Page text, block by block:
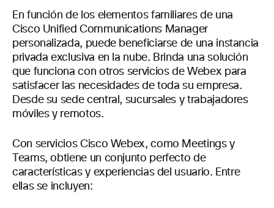
En función de los elementos familiares de una
Cisco Unified Communications Manager
personalizada, puede beneficiarse de una instancia
privada exclusiva en la nube. Brinda una solución
que funciona con otros servicios de Webex para
satisfacer las necesidades de toda su empresa.
Desde su sede central, sucursales y trabajadores
móviles y remotos.
Con servicios Cisco Webex, como Meetings y
Teams, obtiene un conjunto perfecto de
características y experiencias del usuario. Entre
ellas se incluyen: